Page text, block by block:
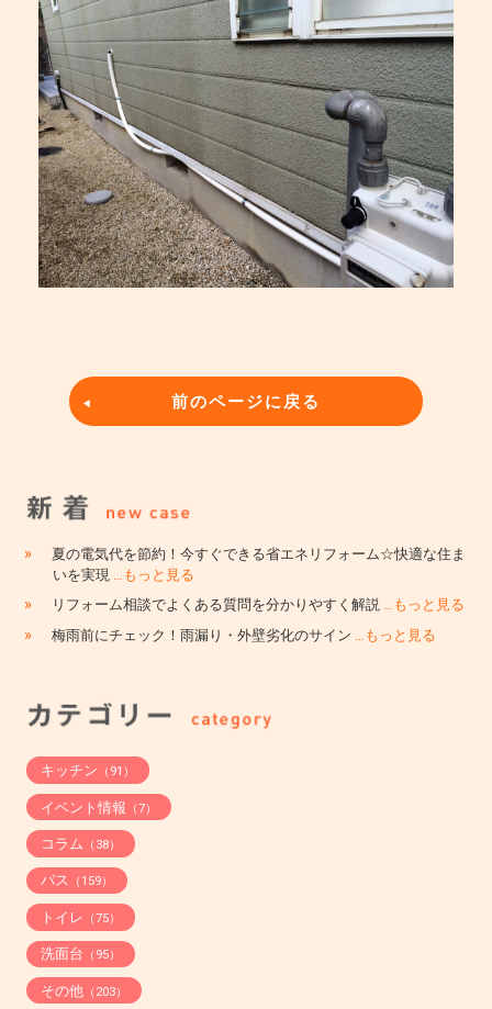
前のページに戻る
»
夏の電気代を節約！今すぐできる省エネリフォーム☆快適な住ま
いを実現 …もっと見る
» リフォーム相談でよくある質問を分かりやすく解説 …もっと見る
» 梅雨前にチェック！雨漏り・外壁劣化のサイン …もっと見る
キッチン （91）
イベント情報 （7）
コラム （38）
バス （159）
トイレ （75）
洗面台 （95）
その他（203）